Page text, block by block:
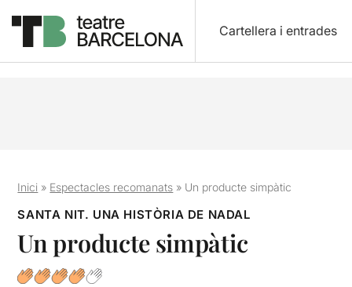
Cartellera i entrades
Inici » Espectacles recomanats » Un producte simpàtic
SANTA NIT. UNA HISTÒRIA DE NADAL
Un producte simpàtic